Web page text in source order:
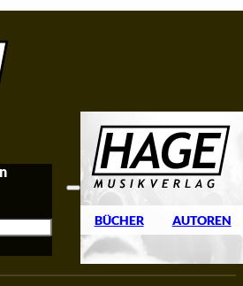
BÜCHER AUTOREN